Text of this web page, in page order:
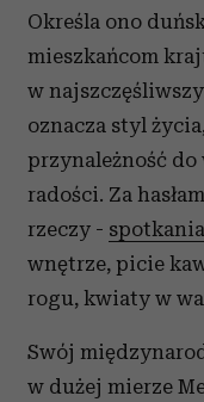
Określa ono
mieszkańcom
w
oznacza styl
przynależność
radości. Za
rzeczy -
wnętrze, picie
rogu, kwiaty w
Swój
w dużej mierze